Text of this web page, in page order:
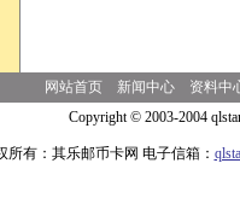
网站首页 新闻中心
资料中
Copyright © 2003-2004
所有：其乐邮币卡网 电子信箱：